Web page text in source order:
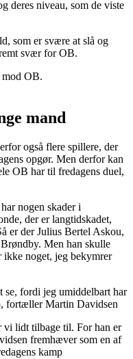
deres niveau, som de viste
som er svære at slå og
svær for OB.
mand
også flere spillere, der
opgør. Men derfor kan
OB har til fredagens duel,
nogen skader i
der er langtidskadet,
er der Julius Bertel Askou,
Men han skulle
noget, jeg bekymrer
se, fordi jeg umiddelbart har
fortæller Martin Davidsen
lidt tilbage til. For han er
fremhæver som en af
kamp